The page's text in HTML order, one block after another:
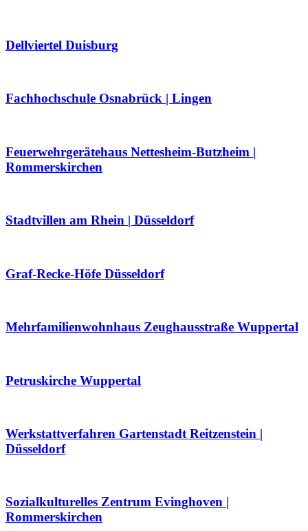
Dellviertel Duisburg
Fachhochschule Osnabrück | Lingen
Feuerwehrgerätehaus Nettesheim-Butzheim |
Rommerskirchen
Stadtvillen am Rhein | Düsseldorf
Graf-Recke-Höfe Düsseldorf
Mehrfamilienwohnhaus Zeughausstraße Wuppertal
Petruskirche Wuppertal
Werkstattverfahren Gartenstadt Reitzenstein |
Düsseldorf
Sozialkulturelles Zentrum Evinghoven |
Rommerskirchen